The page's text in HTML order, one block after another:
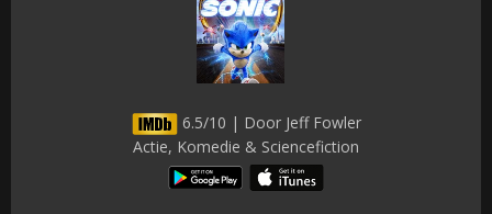
6.5/10 | Door Jeff Fowler
Actie, Komedie & Sciencefiction